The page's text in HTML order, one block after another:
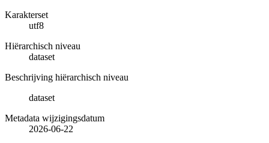
Karakterset
utf8
Hiërarchisch niveau
dataset
Beschrijving hiërarchisch niveau
dataset
Metadata wijzigingsdatum
2026-06-22